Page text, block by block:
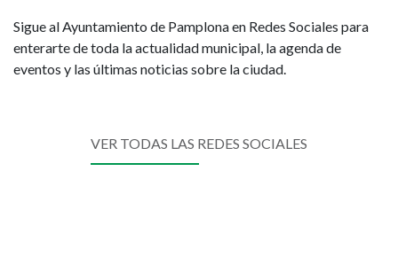
Sigue al Ayuntamiento de Pamplona en Redes Sociales para
enterarte de toda la actualidad municipal, la agenda de
eventos y las últimas noticias sobre la ciudad.
VER TODAS LAS REDES SOCIALES